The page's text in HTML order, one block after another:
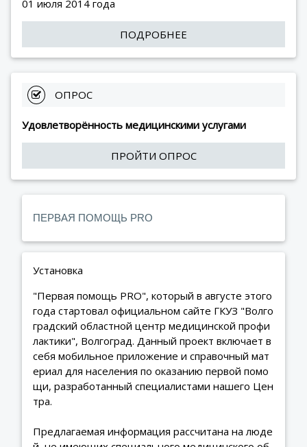
01 июля 2014 года
ПОДРОБНЕЕ
ОПРОС
Удовлетворённость медицинскими услугами
ПРОЙТИ ОПРОС
ПЕРВАЯ ПОМОЩЬ PRO
Установка
"Первая помощь PRO", который в августе этого
года стартовал официальном сайте ГКУЗ "Волго
градский областной центр медицинской профи
лактики", Волгоград. Данный проект включает в
себя мобильное приложение и справочный мат
ериал для населения по оказанию первой помо
щи, разработанный специалистами нашего Цен
тра.
Предлагаемая информация рассчитана на люде